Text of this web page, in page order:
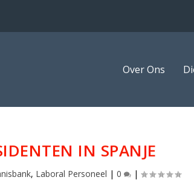
Over Ons
IN SPANJE
, Laboral Personeel | 0 |